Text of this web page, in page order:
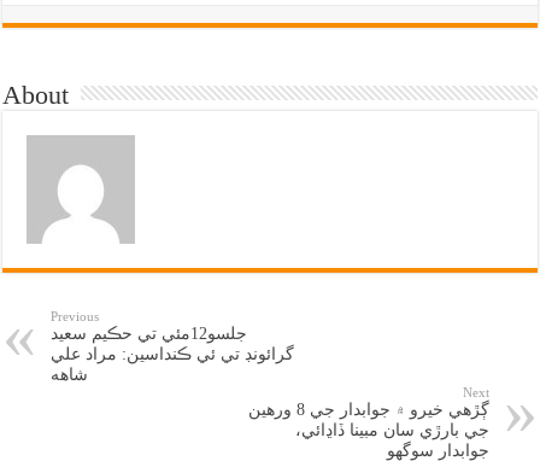
About
Previous
جلسو12مئي تي حڪيم سعيد
گرائونڊ تي ئي ڪنداسين: مراد علي
شاهه
Next
ڳڙهي خيرو ۾ جوابدار جي 8 ورهين
جي بارڙي سان مبينا ڏاڍائي،
جوابدار سوگهو